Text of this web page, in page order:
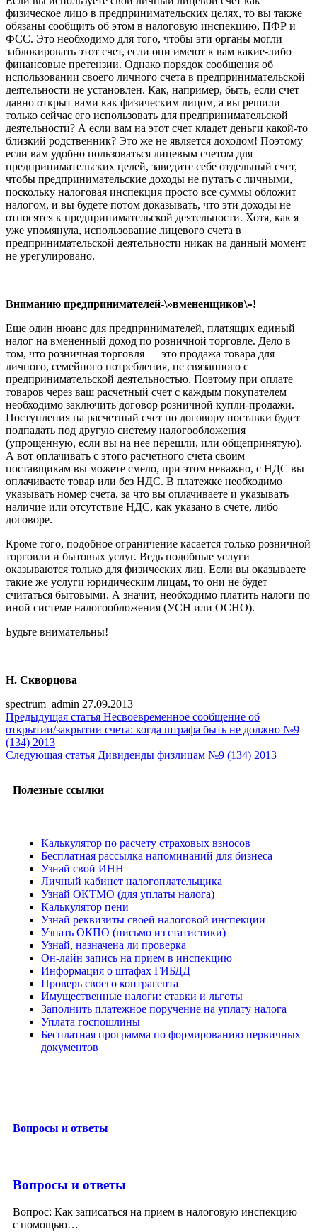
физическое лицо в предпринимательских целях, то вы также
обязаны сообщить об этом в налоговую инспекцию, ПФР и
ФСС. Это необходимо для того, чтобы эти органы могли
заблокировать этот счет, если они имеют к вам какие-либо
финансовые претензии. Однако порядок сообщения об
использовании своего личного счета в предпринимательской
деятельности не установлен. Как, например, быть, если счет
давно открыт вами как физическим лицом, а вы решили
только сейчас его использовать для предпринимательской
деятельности? А если вам на этот счет кладет деньги какой-то
близкий родственник? Это же не является доходом! Поэтому
если вам удобно пользоваться лицевым счетом для
предпринимательских целей, заведите себе отдельный счет,
чтобы предпринимательские доходы не путать с личными,
поскольку налоговая инспекция просто все суммы обложит
налогом, и вы будете потом доказывать, что эти доходы не
относятся к предпринимательской деятельности. Хотя, как я
уже упомянула, использование лицевого счета в
предпринимательской деятельности никак на данный момент
не урегулировано.
Вниманию предпринимателей-\»вмененщиков\»!
Еще один нюанс для предпринимателей, платящих единый
налог на вмененный доход по розничной торговле. Дело в
том, что розничная торговля — это продажа товара для
личного, семейного потребления, не связанного с
предпринимательской деятельностью. Поэтому при оплате
товаров через ваш расчетный счет с каждым покупателем
необходимо заключить договор розничной купли-продажи.
Поступления на расчетный счет по договору поставки будет
подпадать под другую систему налогообложения
(упрощенную, если вы на нее перешли, или общепринятую).
А вот оплачивать с этого расчетного счета своим
поставщикам вы можете смело, при этом неважно, с НДС вы
оплачиваете товар или без НДС. В платежке необходимо
указывать номер счета, за что вы оплачиваете и указывать
наличие или отсутствие НДС, как указано в счете, либо
договоре.
Кроме того, подобное ограничение касается только розничной
торговли и бытовых услуг. Ведь подобные услуги
оказываются только для физических лиц. Если вы оказываете
такие же услуги юридическим лицам, то они не будет
считаться бытовыми. А значит, необходимо платить налоги по
иной системе налогообложения (УСН или ОСНО).
Будьте внимательны!
Н. Скворцова
spectrum_admin 27.09.2013
Предыдущая статья Несвоевременное сообщение об
открытии/закрытии счета: когда штрафа быть не должно №9
(134) 2013
Следующая статья Дивиденды физлицам №9 (134) 2013
Полезные ссылки
Калькулятор по расчету страховых взносов
Бесплатная рассылка напоминаний для бизнеса
Узнай свой ИНН
Личный кабинет налогоплательщика
Узнай ОКТМО (для уплаты налога)
Калькулятор пени
Узнай реквизиты своей налоговой инспекции
Узнать ОКПО (письмо из статистики)
Узнай, назначена ли проверка
Он-лайн запись на прием в инспекцию
Информация о штафах ГИБДД
Проверь своего контрагента
Имущественные налоги: ставки и льготы
Заполнить платежное поручение на уплату налога
Уплата госпошлины
Бесплатная программа по формированию первичных
документов
Вопросы и ответы
Вопросы и ответы
Вопрос: Как записаться на прием в налоговую инспекцию
с помощью…